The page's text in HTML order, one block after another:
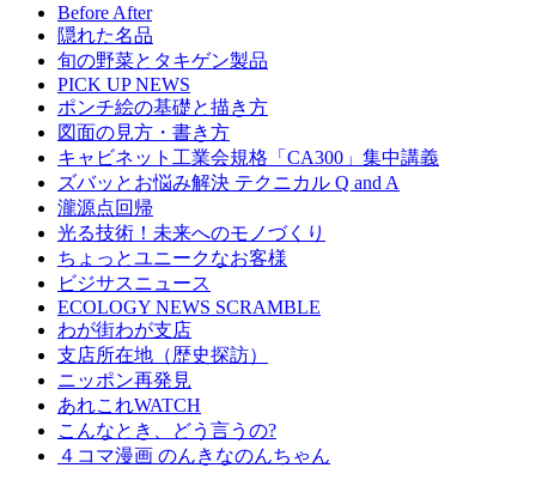
Before After
隠れた名品
旬の野菜とタキゲン製品
PICK UP NEWS
ポンチ絵の基礎と描き方
図面の見方・書き方
キャビネット工業会規格「CA300」集中講義
ズバッとお悩み解決 テクニカル Q and A
瀧源点回帰
光る技術！未来へのモノづくり
ちょっとユニークなお客様
ビジサスニュース
ECOLOGY NEWS SCRAMBLE
わが街わが支店
支店所在地（歴史探訪）
ニッポン再発見
あれこれWATCH
こんなとき、どう言うの?
４コマ漫画 のんきなのんちゃん